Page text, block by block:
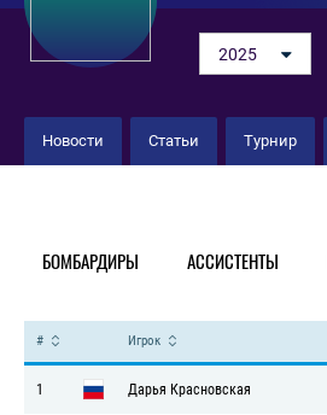
2025
Новости Статьи Турнир
БОМБАРДИРЫ АССИСТЕНТЫ
# Игрок
1 Дарья Красновская